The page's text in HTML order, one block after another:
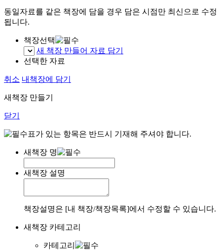
동일자료를 같은 책장에 담을 경우 담은 시점만 최신으로 수정
됩니다.
책장선택
새 책장 만들어 자료 담기
선택한 자료
취소 내책장에 담기
새책장 만들기
닫기
표가 있는 항목은 반드시 기재해 주셔야 합니다.
새책장 명
새책장 설명
책장설명은 [내 책장/책장목록]에서 수정할 수 있습니다.
새책장 카테고리
카테고리